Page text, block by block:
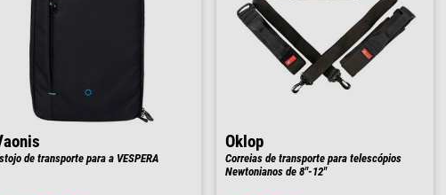
de transporte para a VESPERA
Oklop
Correias de transporte para telescópios
Newtonianos de 8"-12"